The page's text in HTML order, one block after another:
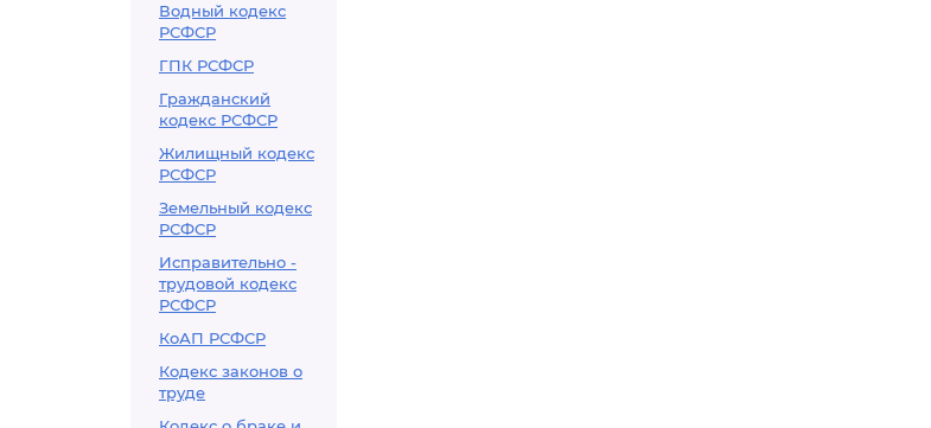
Водный кодекс
РСФСР
ГПК РСФСР
Гражданский
кодекс РСФСР
Жилищный кодекс
РСФСР
Земельный кодекс
РСФСР
Исправительно -
трудовой кодекс
РСФСР
КоАП РСФСР
Кодекс законов о
труде